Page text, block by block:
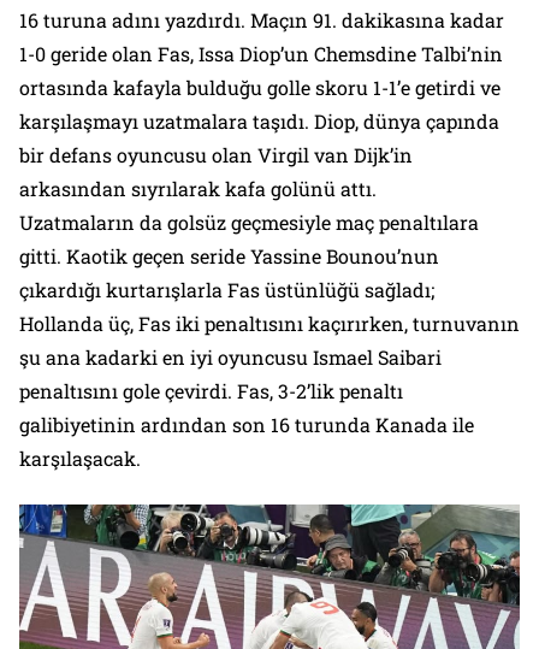
16 turuna adını yazdırdı. Maçın 91. dakikasına kadar
1-0 geride olan Fas, Issa Diop’un Chemsdine Talbi’nin
ortasında kafayla bulduğu golle skoru 1-1’e getirdi ve
karşılaşmayı uzatmalara taşıdı. Diop, dünya çapında
bir defans oyuncusu olan Virgil van Dijk’in
arkasından sıyrılarak kafa golünü attı.
Uzatmaların da golsüz geçmesiyle maç penaltılara
gitti. Kaotik geçen seride Yassine Bounou’nun
çıkardığı kurtarışlarla Fas üstünlüğü sağladı;
Hollanda üç, Fas iki penaltısını kaçırırken, turnuvanın
şu ana kadarki en iyi oyuncusu Ismael Saibari
penaltısını gole çevirdi. Fas, 3-2’lik penaltı
galibiyetinin ardından son 16 turunda Kanada ile
karşılaşacak.